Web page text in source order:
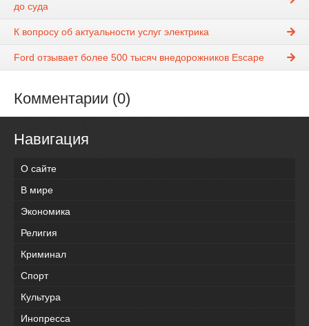
до суда
К вопросу об актуальности услуг электрика
Ford отзывает более 500 тысяч внедорожников Escape
Комментарии (0)
Навигация
О сайте
В мире
Экономика
Религия
Криминал
Спорт
Культура
Инопресса